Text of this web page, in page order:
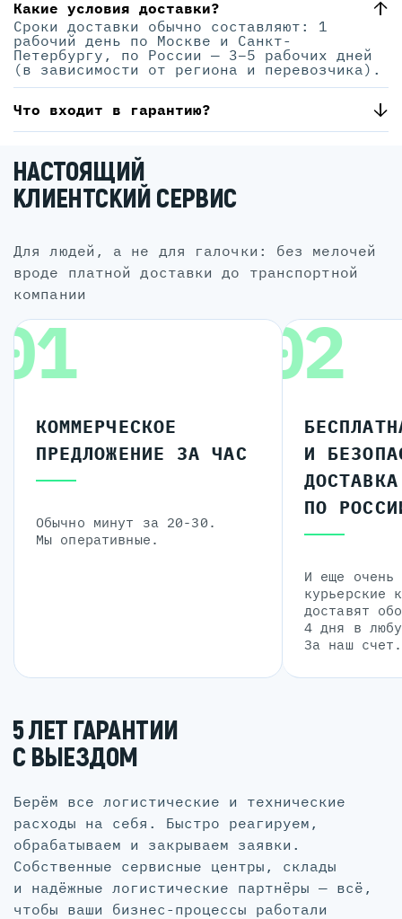
Какие условия доставки?
Сроки доставки обычно составляют: 1
рабочий день по Москве и Санкт-
Петербургу, по России — 3–5 рабочих дней
(в зависимости от региона и перевозчика).
Что входит в гарантию?
НАСТОЯЩИЙ
КЛИЕНТСКИЙ СЕРВИС
для людей, а не для галочки: без мелочей
вроде платной доставки до транспортной
компании
КОММЕРЧЕСКОЕ
ПРЕДЛОЖЕНИЕ ЗА ЧАС
Обычно минут за 20-30.
Мы оперативные.
02
И
ДОСТАВКА
ПО
И еще очень
курьерские
доставят
4 дня в
За наш счет.
5 ЛЕТ ГАРАНТИИ
С ВЫЕЗДОМ
Берём все логистические и технические
расходы на себя. Быстро реагируем,
обрабатываем и закрываем заявки.
Собственные сервисные центры, склады
и надёжные логистические партнёры — всё,
чтобы ваши бизнес-процессы работали